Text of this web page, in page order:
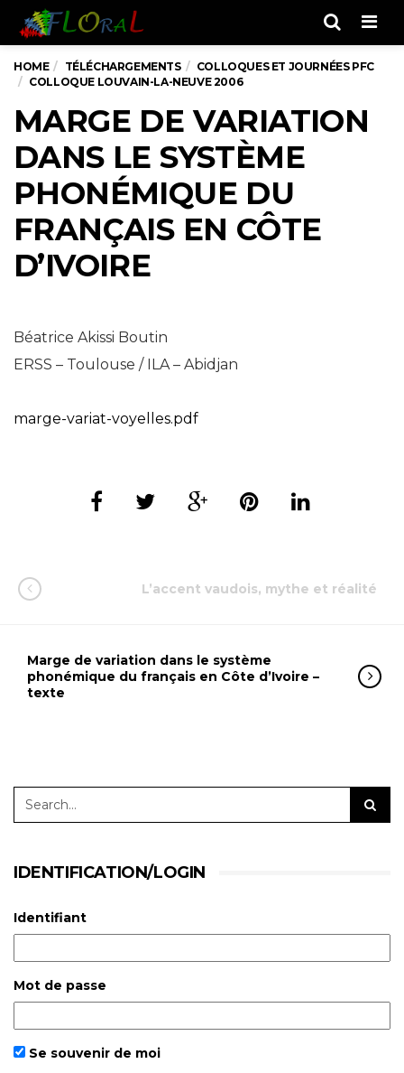
HOME TÉLÉCHARGEMENTS
COLLOQUES ET JOURNÉES PFC
COLLOQUE LOUVAIN-LA-NEUVE 2006
MARGE DE VARIATION
DANS LE SYSTÈME
PHONÉMIQUE DU
FRANÇAIS EN CÔTE
D’IVOIRE
Béatrice Akissi Boutin
ERSS – Toulouse / ILA – Abidjan
marge-variat-voyelles.pdf
L’accent vaudois, mythe et réalité
Marge de variation dans le système
phonémique du français en Côte d’Ivoire –
texte
IDENTIFICATION/LOGIN
Identifiant
Mot de passe
Se souvenir de moi